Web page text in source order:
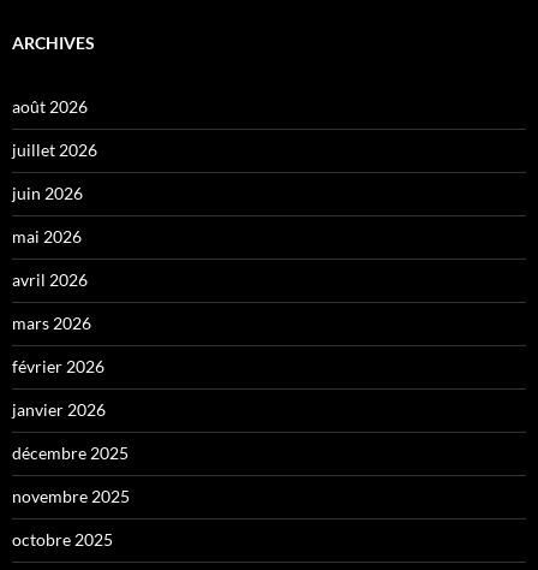
ARCHIVES
août 2026
juillet 2026
juin 2026
mai 2026
avril 2026
mars 2026
février 2026
janvier 2026
décembre 2025
novembre 2025
octobre 2025